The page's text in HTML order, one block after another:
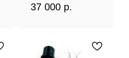
37 000 р.